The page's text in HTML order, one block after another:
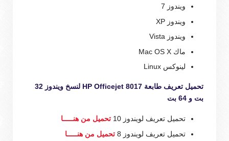
ويندوز 7
ويندوز XP
ويندوز Vista
ماك Mac OS X
لينوكس Linux
تحميل تعريف طابعة HP Officejet 8017 لنسخ ويندوز 32
بت و 64 بت
تحميل تعريف لويندوز 10
تحميل من هنـــــا
تحميل تعريف لويندوز 8
تحميل من هنـــــا